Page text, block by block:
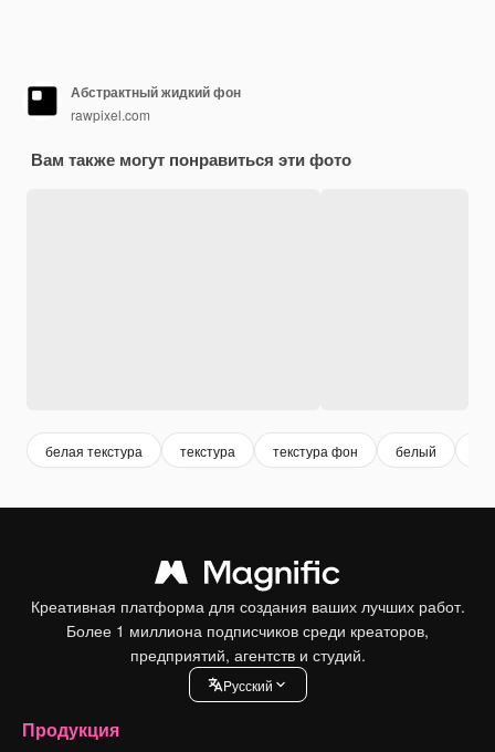
Абстрактный жидкий фон
rawpixel.com
Вам также могут понравиться эти фото
белая текстура текстура текстура фон белый
Креативная платформа для создания ваших лучших работ.
Более 1 миллиона подписчиков среди креаторов,
предприятий, агентств и студий.
Pусский
Продукция